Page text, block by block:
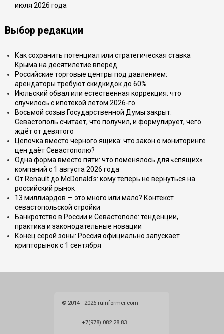
июля 2026 года
Выбор редакции
Как сохранить потенциал или стратегическая ставка
Крыма на десятилетие вперёд
Российские торговые центры под давлением:
арендаторы требуют скидкидок до 60%
Июльский обвал или естественная коррекция: что
случилось с ипотекой летом 2026-го
Восьмой созыв Государственной Думы закрыт.
Севастополь считает, что получил, и формулирует, чего
ждёт от девятого
Цепочка вместо чёрного ящика: что закон о мониторинге
цен даёт Севастополю?
Одна форма вместо пяти: что поменялось для «спящих»
компаний с 1 августа 2026 года
От Renault до McDonald's: кому теперь не вернуться на
российский рынок
13 миллиардов — это много или мало? Контекст
севастопольской стройки
Банкротство в России и Севастополе: тенденции,
практика и законодательные новации
Конец серой зоны: Россия официально запускает
крипторынок с 1 сентября
© 2014 - 2026 ruinformer.com
+7(978) 082 28 83